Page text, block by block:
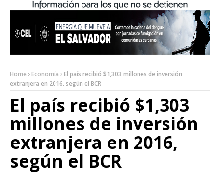
Home Economía
El país recibió $1,303 millones de inversión
extranjera en 2016, según el BCR
El país recibió $1,303
millones de inversión
extranjera en 2016,
según el BCR